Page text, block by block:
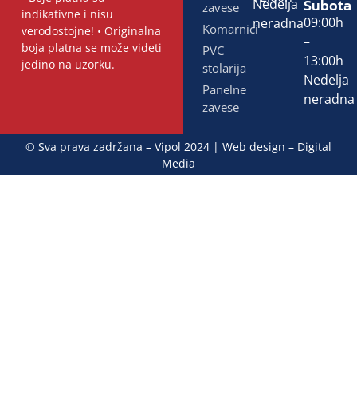
indikativne i nisu
verodostojne! • Originalna
boja platna se može videti
jedino na uzorku.
zavese
Komarnici
PVC
stolarija
Panelne
zavese
Nedelja
neradna
Subota
09:00h
–
13:00h
Nedelja
neradna
© Sva prava zadržana – Vipol 2024 | Web design – Digital
Media